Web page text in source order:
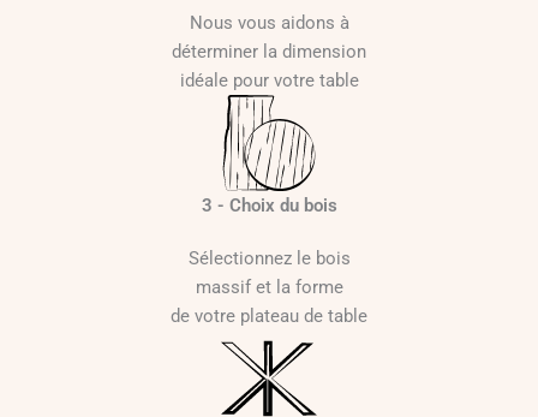
0
Nous vous aidons à
déterminer la dimension
idéale pour votre table
3 - Choix du bois
Sélectionnez le bois
massif et la forme
de votre plateau de table